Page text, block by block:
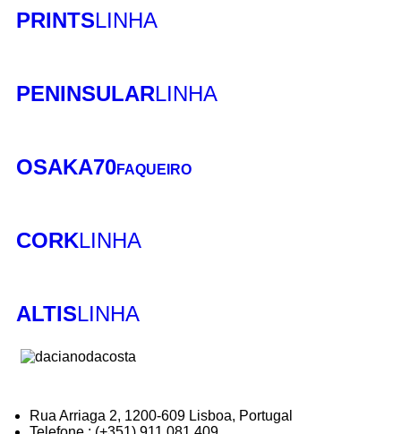
PRINTSLINHA
PENINSULARLINHA
OSAKA70FAQUEIRO
CORKLINHA
ALTISLINHA
Rua Arriaga 2, 1200-609 Lisboa, Portugal